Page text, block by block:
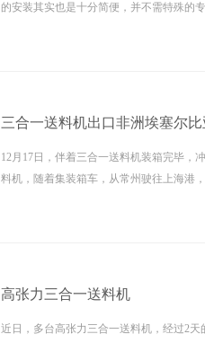
的安装其实也是十分简便，并不需特殊的
三合一送料机出口非洲埃塞尔比
12月17日，伴着三合一送料机装箱完毕，
料机，随着集装箱车，从常州驶往上海港
高张力三合一送料机
近日，多台高张力三合一送料机，经过2